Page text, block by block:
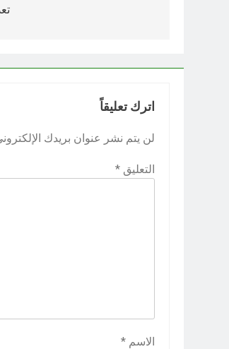
اترك تعليقاً
لن يتم نشر عنوان بريدك
التعليق *
الاسم *